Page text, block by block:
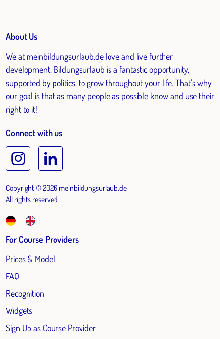
About Us
We at meinbildungsurlaub.de love and live further
development. Bildungsurlaub is a fantastic opportunity,
supported by politics, to grow throughout your life. That's why
our goal is that as many people as possible know and use their
right to it!
Connect with us
Copyright © 2026 meinbildungsurlaub.de
All rights reserved
For Course Providers
Prices & Model
FAQ
Recognition
Widgets
Sign Up as Course Provider